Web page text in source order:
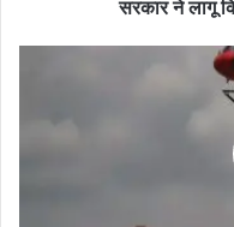
सरकार ने लागू